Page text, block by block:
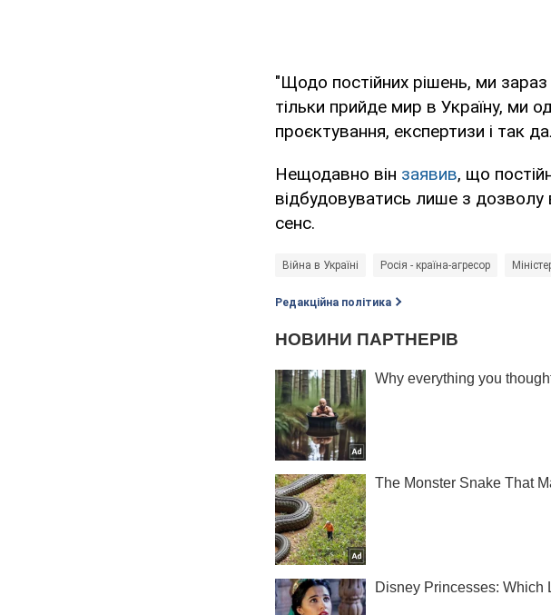
"Щодо постійних рішень, ми
тільки прийде мир в Україну, ми
проєктування, експертизи і так
Нещодавно він заявив, що
відбудовуватись лише з дозволу
сенс.
Війна в Україні Росія - країна-агресор
Редакційна політика